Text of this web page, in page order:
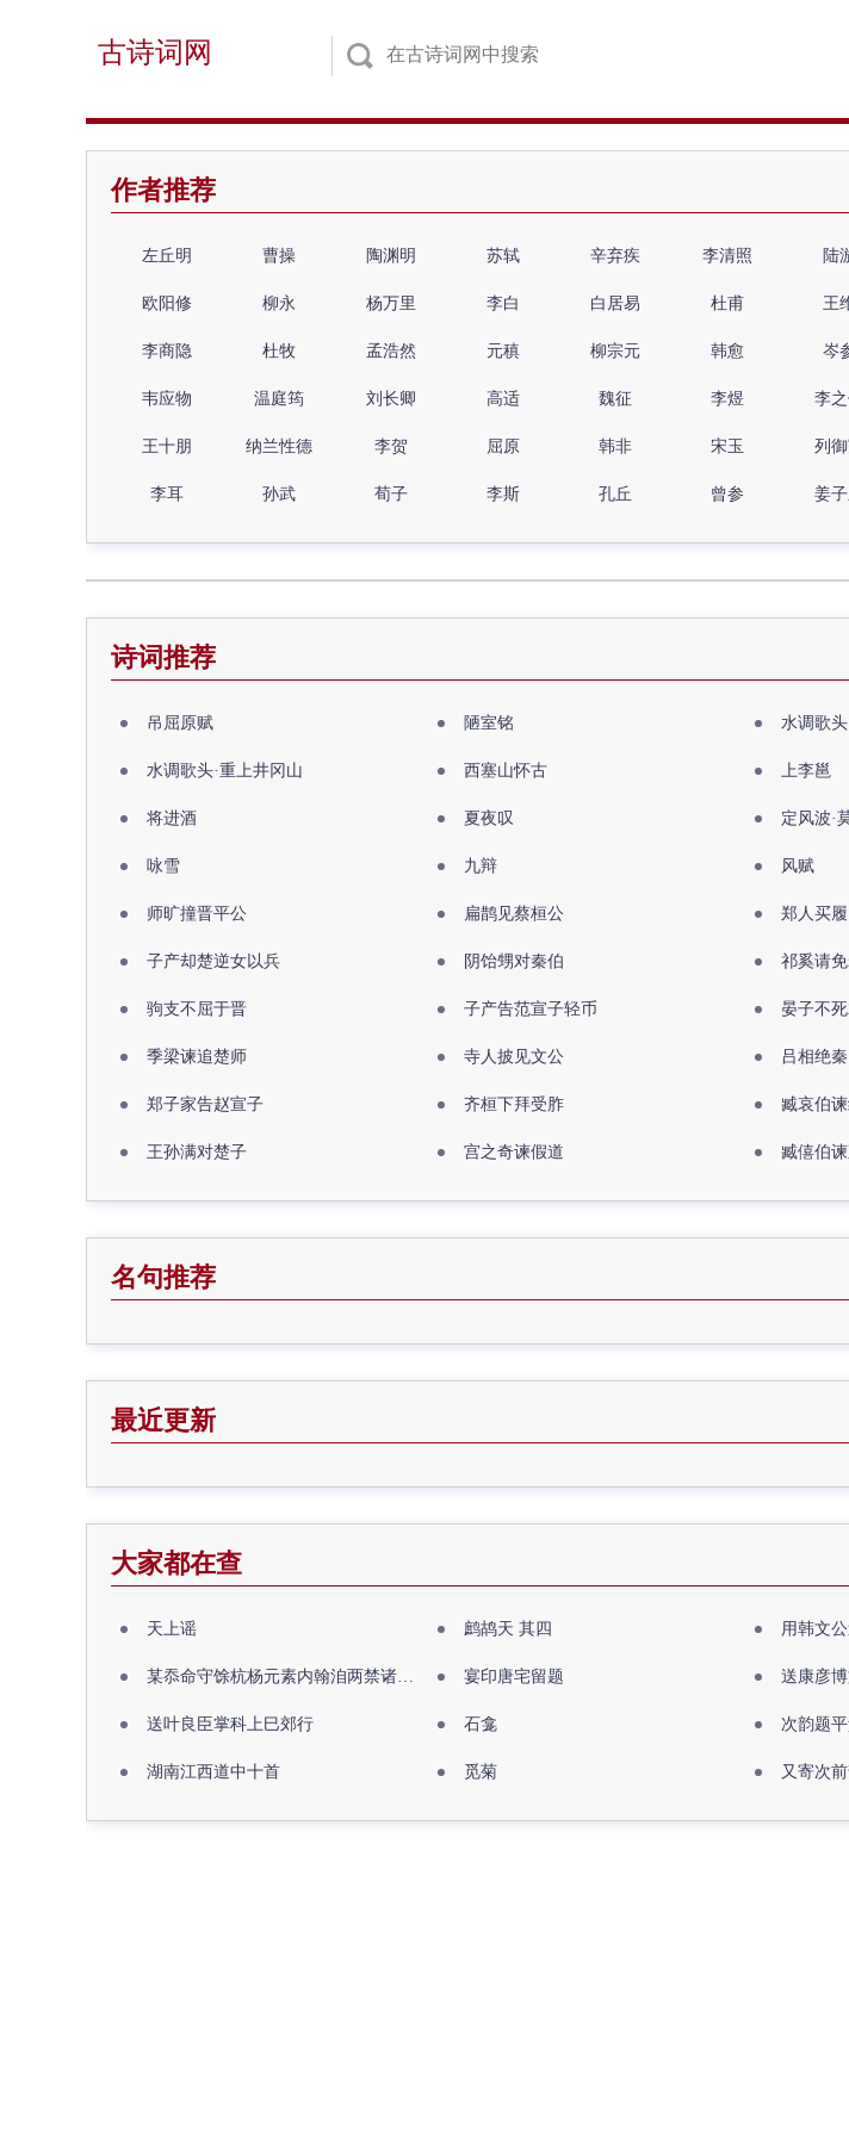
古诗词网
作者推荐
左丘明 曹操 陶渊明 苏轼 辛弃疾 李清照 陆
欧阳修 柳永 杨万里 李白 白居易 杜甫 王
李商隐 杜牧 孟浩然 元稹 柳宗元 韩愈 岑
韦应物 温庭筠 刘长卿 高适 魏征 李煜 李
王十朋 纳兰性德 李贺 屈原 韩非 宋玉 列
李耳 孙武 荀子 李斯 孔丘 曾参 姜
诗词推荐
吊屈原赋 陋室铭 水调歌
水调歌头·重上井冈山 西塞山怀古 上李邕
将进酒 夏夜叹 定风波·
咏雪 九辩 风赋
师旷撞晋平公 扁鹊见蔡桓公 郑人买履
子产却楚逆女以兵 阴饴甥对秦伯 祁奚请
驹支不屈于晋 子产告范宣子轻币 晏子不
季梁谏追楚师 寺人披见文公 吕相绝秦
郑子家告赵宣子 齐桓下拜受胙 臧哀伯
王孙满对楚子 宫之奇谏假道 臧僖伯
名句推荐
最近更新
大家都在查
天上谣 鹧鸪天 其四 用韩文公
某忝命守馀杭杨元素内翰洎两禁诸公出祖佛寺 宴印唐宅留题 送康彦
送叶良臣掌科上巳郊行 石龛 次韵题
湖南江西道中十首 觅菊 又寄次